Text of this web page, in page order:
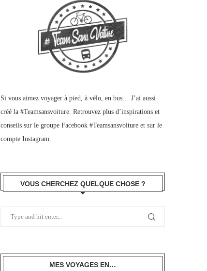
Si vous aimez voyager à pied, à vélo, en bus… J’ai aussi
créé la #Teamsansvoiture. Retrouvez plus d’inspirations et
conseils sur le groupe Facebook #Teamsansvoiture et sur le
compte Instagram.
VOUS CHERCHEZ QUELQUE CHOSE ?
MES VOYAGES EN…